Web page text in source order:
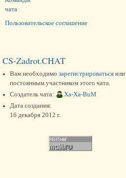
чата
Пользовательское соглашение
CS-Zadrot.CHAT
Вам необходимо зарегистрироваться или
постоянным участником этого чата.
Создатель чата:
Xa-Xa-BuM
Дата создания:
16 декабря 2012 г.